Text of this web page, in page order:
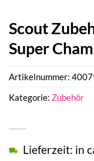
Scout
Super
Lieferzeit: in
Artikelnummer:
Kategorie: Zubehör